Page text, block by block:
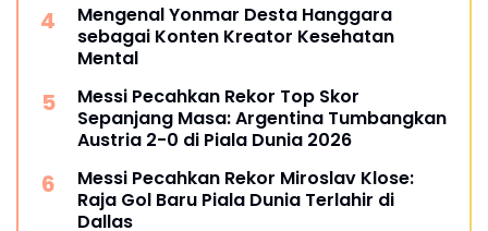
Mengenal Yonmar Desta Hanggara
sebagai Konten Kreator Kesehatan
Mental
Messi Pecahkan Rekor Top Skor
Sepanjang Masa: Argentina Tumbangkan
Austria 2-0 di Piala Dunia 2026
Messi Pecahkan Rekor Miroslav Klose:
Raja Gol Baru Piala Dunia Terlahir di
Dallas